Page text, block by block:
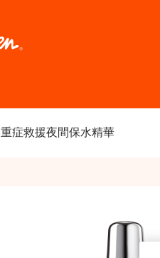
重症救援夜間保水精華